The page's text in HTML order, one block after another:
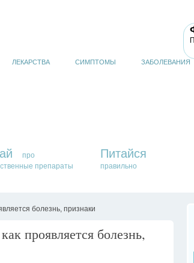
ЛЕКАРСТВА СИМПТОМЫ ЗАБОЛЕВАНИЯ
про
препараты
Питайся
правильно
болезнь, признаки
проявляется болезнь,